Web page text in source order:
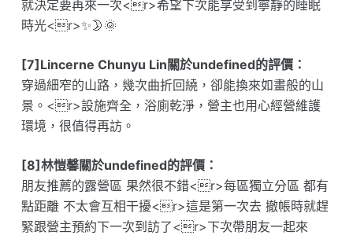
就決定要再來一次<r>希望下次能享受到寧靜的睡眠
時光<r>✨🌛🌞
[7]Lincerne Chunyu Lin關於undefined的評價：
穿過細窄的山路，幾次曲折回繞，卻能換來如畫般的山
景。<r>設施齊全，浴廁乾淨，營主也用心經營維護
環境，很值得再訪。
[8]林愷馨關於undefined的評價：
朋友推薦的露營區 果然很不錯<r>每區獨立分區 都有
點距離 不太會互相干擾<r>這是第一次去 撤帳時就趕
緊跟營主預約下一次到訪了<r>下次帶朋友一起來